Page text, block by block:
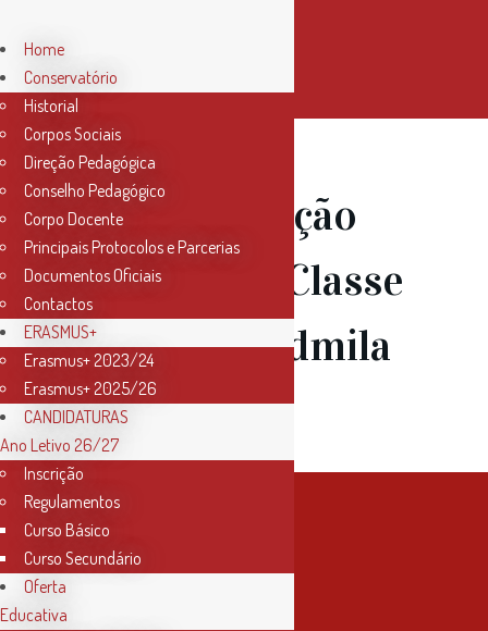
12 Mai
Audição
de Piano – Classe
Prof.ª Lioudmila
Litvinova
Home
Conservatório
Historial
Corpos Sociais
Direção Pedagógica
Conselho Pedagógico
Corpo Docente
Principais Protocolos e Parcerias
Documentos Oficiais
Contactos
ERASMUS+
Erasmus+ 2023/24
Erasmus+ 2025/26
CANDIDATURAS
Ano Letivo 26/27
Inscrição
Regulamentos
Curso Básico
Curso Secundário
Oferta
Educativa